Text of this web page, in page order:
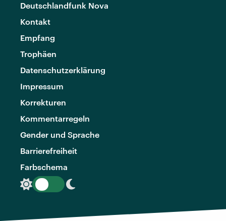
Deutschlandfunk Nova
Kontakt
Empfang
Trophäen
Datenschutzerklärung
Impressum
Korrekturen
Kommentarregeln
Gender und Sprache
Barrierefreiheit
Farbschema